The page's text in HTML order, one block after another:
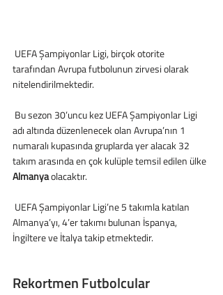
tarafından Avrupa futbolunun zirvesi olarak
nitelendirilmektedir.
adı altında düzenlenecek olan Avrupa’nın 1
numaralı kupasında gruplarda yer alacak 32
takım arasında en çok kulüple temsil edilen ülke
Almanya olacaktır.
Almanya’yı, 4’er takımı bulunan İspanya,
İngiltere ve İtalya takip etmektedir.
Rekortmen Futbolcular